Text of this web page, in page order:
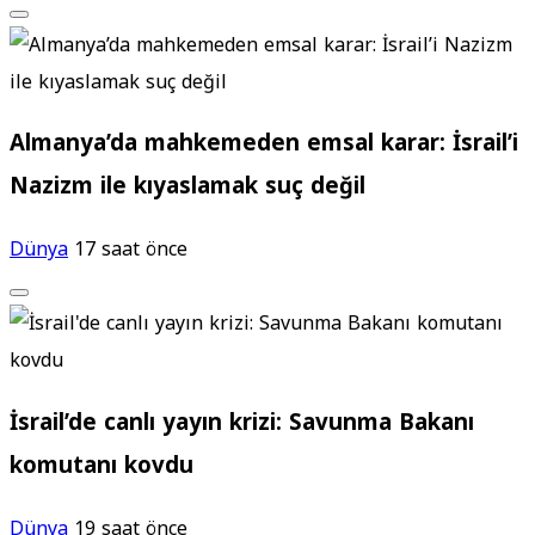
Almanya’da mahkemeden emsal karar: İsrail’i
Nazizm ile kıyaslamak suç değil
Dünya 17 saat önce
İsrail’de canlı yayın krizi: Savunma Bakanı
komutanı kovdu